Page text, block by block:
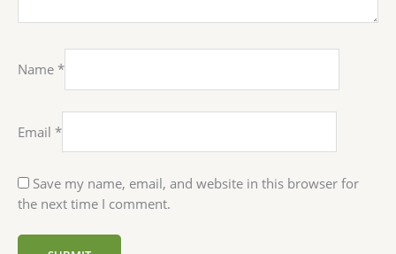
Name *
Email *
Save my name, email, and website in this browser for
the next time I comment.